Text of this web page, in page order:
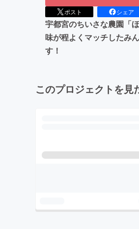
ポスト シェア
宇都宮のちいさな農園「
味が程よくマッチしたみ
す！
このプロジェクトを